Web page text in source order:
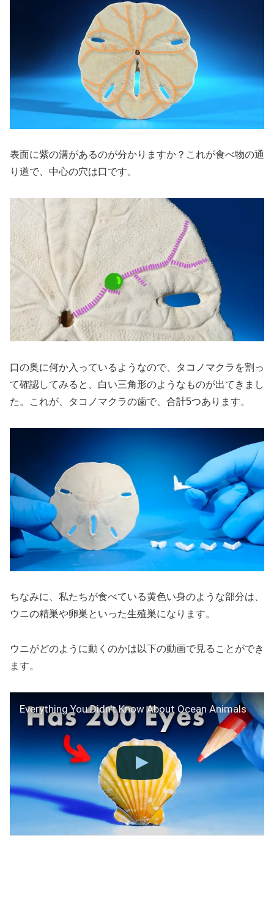
表面に紫の溝があるのが分かりますか？これが食べ物の通
り道で、中心の穴は口です。
口の奥に何か入っているようなので、タコノマクラを割っ
て確認してみると、白い三角形のようなものが出てきまし
た。これが、タコノマクラの歯で、合計5つあります。
ちなみに、私たちが食べている黄色い身のような部分は、
ウニの精巣や卵巣といった生殖巣になります。
ウニがどのように動くのかは以下の動画で見ることができ
ます。
Everything You Didn't Know About Ocean Animals